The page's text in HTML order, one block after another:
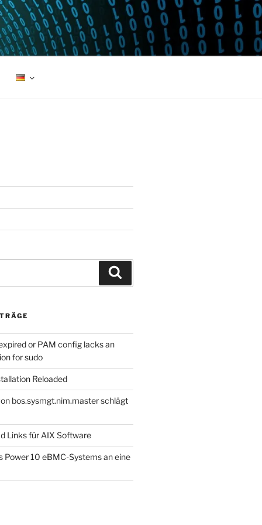
or PAM config lacks an
for sudo
Reloaded
bos.sysmgt.nim.master schlägt
Links für AIX Software
Power 10 eBMC-Systems an eine